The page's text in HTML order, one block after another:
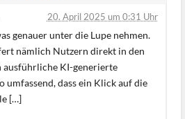
20. April 2025 um 0:31 Uhr
genauer unter die Lupe nehmen.
nämlich Nutzern direkt in den
ausführliche KI-generierte
umfassend, dass ein Klick auf die
[…]